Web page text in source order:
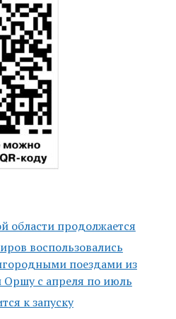
области продолжается
воспользовались
поездами из
Оршу с апреля по июль
к запуску